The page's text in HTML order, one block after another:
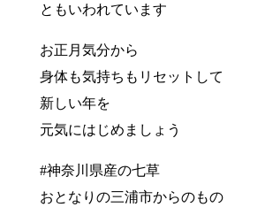
ともいわれています
お正月気分から
身体も気持ちもリセットして
新しい年を
元気にはじめましょう
#神奈川県産の七草
おとなりの三浦市からのもの